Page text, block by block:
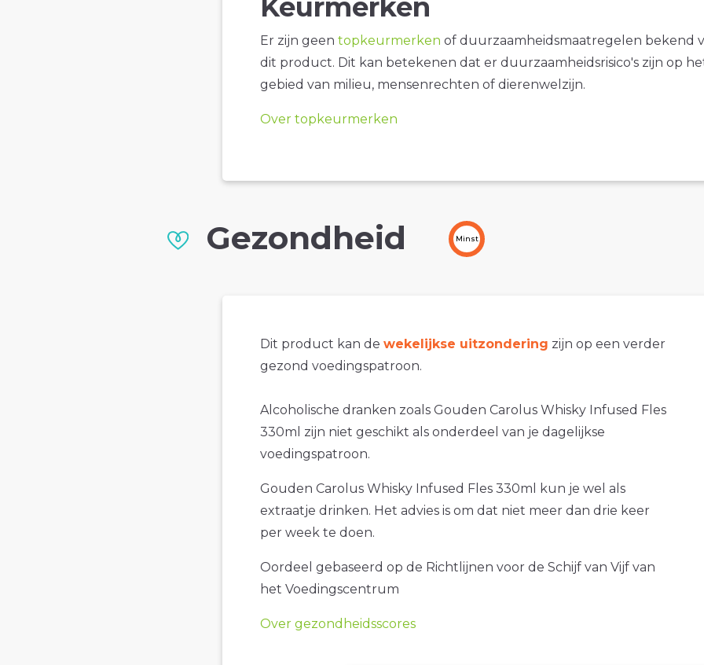
Keurmerken
Er zijn geen topkeurmerken of duurzaamheidsmaatregelen bekend
dit product. Dit kan betekenen dat er duurzaamheidsrisico's zijn op
gebied van milieu, mensenrechten of dierenwelzijn.
Over topkeurmerken
Gezondheid Minst
Dit product kan de wekelijkse uitzondering zijn op een verder
gezond voedingspatroon.
Alcoholische dranken zoals Gouden Carolus Whisky Infused Fles
330ml zijn niet geschikt als onderdeel van je dagelijkse
voedingspatroon.
Gouden Carolus Whisky Infused Fles 330ml kun je wel als
extraatje drinken. Het advies is om dat niet meer dan drie keer
per week te doen.
Oordeel gebaseerd op de Richtlijnen voor de Schijf van Vijf van
het Voedingscentrum
Over gezondheidsscores